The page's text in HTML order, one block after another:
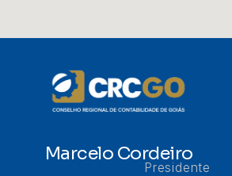
Marcelo Cordeiro
Presidente